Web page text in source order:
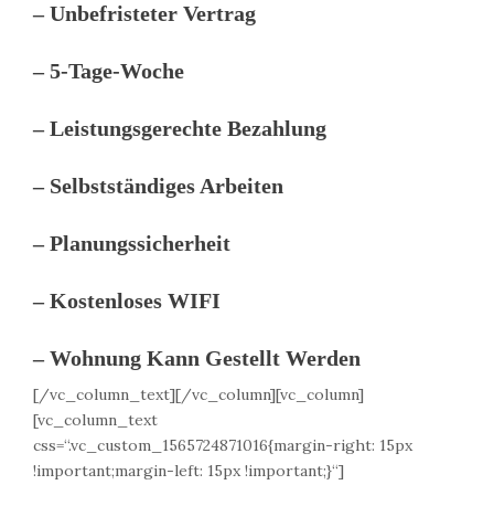
– Unbefristeter Vertrag
– 5-Tage-Woche
– Leistungsgerechte Bezahlung
– Selbstständiges Arbeiten
– Planungssicherheit
– Kostenloses WIFI
– Wohnung Kann Gestellt Werden
[/vc_column_text][/vc_column][vc_column]
[vc_column_text
css=“.vc_custom_1565724871016{margin-right: 15px
!important;margin-left: 15px !important;}“]